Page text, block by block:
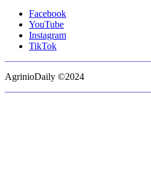
Facebook
YouTube
Instagram
TikTok
AgrinioDaily ©2024